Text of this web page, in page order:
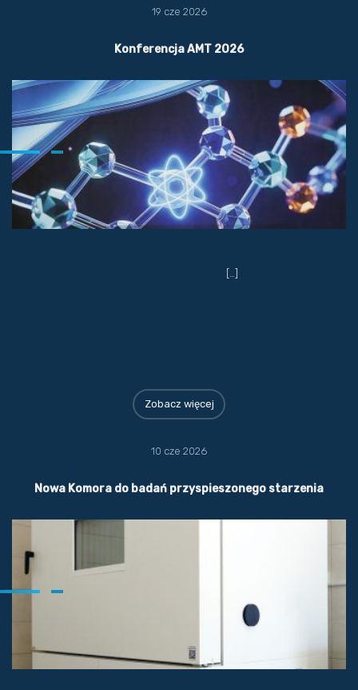
19 cze 2026
Konferencja AMT 2026
[…]
Zobacz więcej
10 cze 2026
Nowa Komora do badań przyspieszonego starzenia